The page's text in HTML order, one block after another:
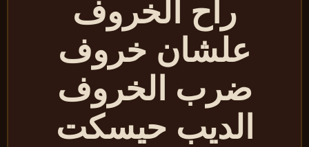
راح الخروف
علشان خروف
ضرب الخروف
الديب حيسكت